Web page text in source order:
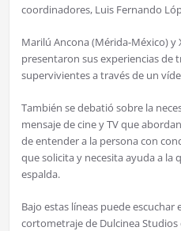
coordinadores, Luis Fernando
Marilú Ancona (Mérida-México) y
presentaron sus experiencias de
supervivientes a través de un
También se debatió sobre la
mensaje de cine y TV que
de entender a la persona con
que solicita y necesita ayuda a la
espalda.
Bajo estas líneas puede
cortometraje de Dulcinea